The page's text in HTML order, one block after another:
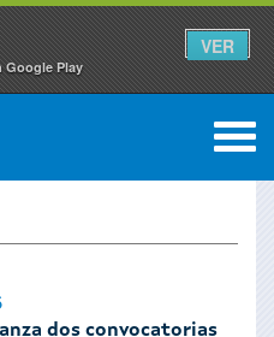
Google Play
VER
0
dos convocatorias